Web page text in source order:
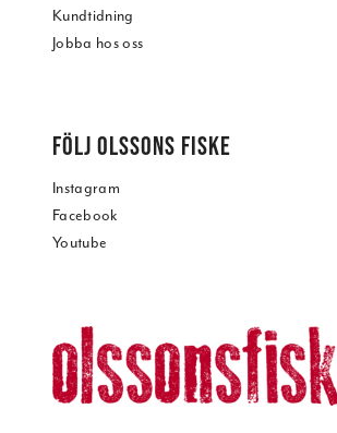
Kundtidning
Jobba hos oss
FÖLJ OLSSONS FISKE
Instagram
Facebook
Youtube